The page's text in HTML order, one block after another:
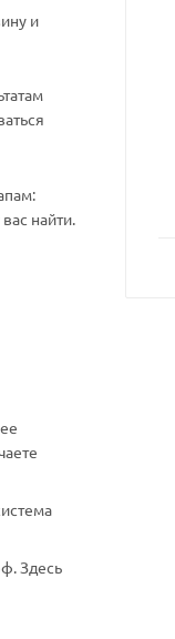
и
найти.
Здесь